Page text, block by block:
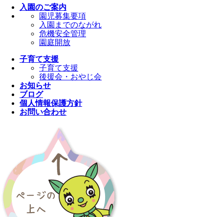
入園のご案内
園児募集要項
入園までのながれ
危機安全管理
園庭開放
子育て支援
子育て支援
後援会・おやじ会
お知らせ
ブログ
個人情報保護方針
お問い合わせ